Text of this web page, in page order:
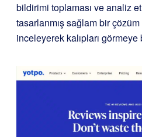
bildirimi toplaması ve analiz
tasarlanmış sağlam bir
inceleyerek kalıpları